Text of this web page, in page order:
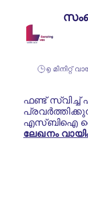
൭ മിനിറ്റ്
ഫണ്ട്
എസ്‌ബി‌ഐ
ലേഖനം